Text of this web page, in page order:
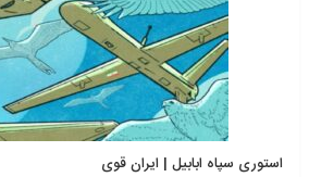
استوری سپاه ابابیل | ایران قوی